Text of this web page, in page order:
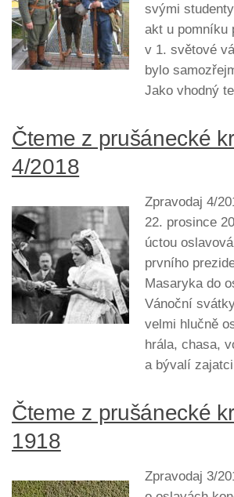
svými
akt u pomníku
v 1. světové
bylo
Jako vhodný
Čteme z prušánecké
4/2018
Zpravodaj 4/
22. prosince
úctou
prvního
Masaryka do
Vánoční
velmi hlučně
hrála, chasa,
a bývalí
Čteme z prušánecké
1918
Zpravodaj 3/